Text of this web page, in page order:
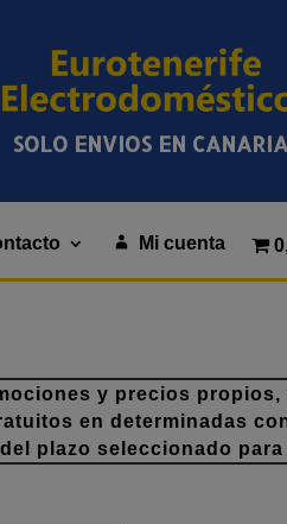
SOLO ENVIOS EN
Mi cuenta
y precios
en determinadas
plazo seleccionado